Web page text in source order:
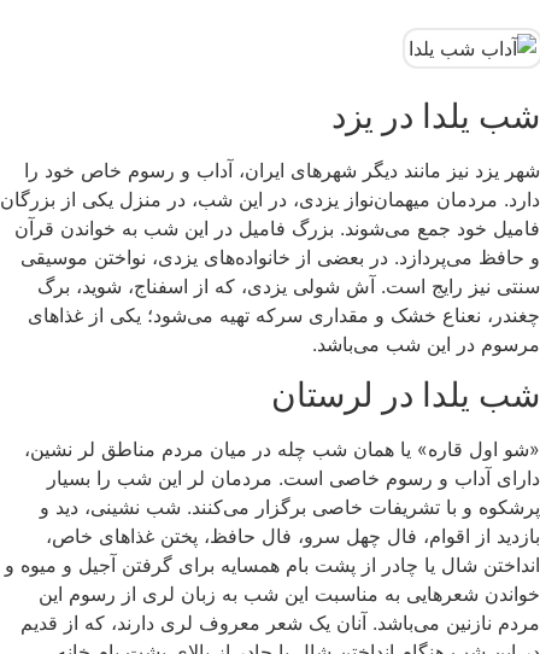
شب یلدا در یزد
شهر یزد نیز مانند دیگر شهرهای ایران، آداب و رسوم خاص خود را
دارد. مردمان میهمان‌نواز یزدی، در این شب، در منزل یکی از بزرگان
فامیل خود جمع می‌شوند. بزرگ فامیل در این شب به خواندن قرآن
و حافظ می‌پردازد. در بعضی از خانواده‌های یزدی، نواختن موسیقی
سنتی نیز رایج است. آش شولی یزدی، که از اسفناج، شوید، برگ
چغندر، نعناع خشک و مقداری سرکه تهیه می‌شود؛ یکی از غذاهای
مرسوم در این شب می‌باشد.
شب یلدا در لرستان
«شو اول قاره» یا همان شب چله در میان مردم مناطق لر نشین،
دارای آداب و رسوم خاصی است. مردمان لر این شب را بسیار
پرشکوه و با تشریفات خاصی برگزار می‌کنند. شب نشینی، دید و
بازدید از اقوام، فال چهل سرو، فال حافظ، پختن غذاهای خاص،
انداختن شال یا چادر از پشت بام همسایه برای گرفتن آجیل و میوه و
خواندن شعرهایی به مناسبت این شب به زبان لری از رسوم این
مردم نازنین می‌باشد. آنان یک شعر معروف لری دارند، که از قدیم